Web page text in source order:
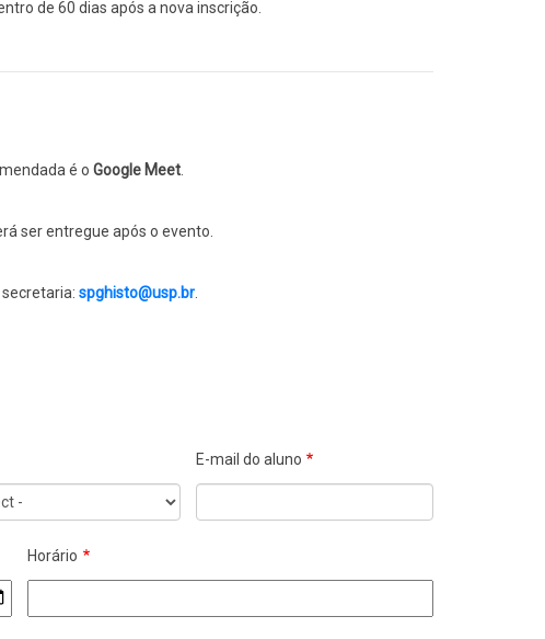
de 60 dias após a nova inscrição.
é o Google Meet
ser entregue após o evento.
spghisto@usp.br
E-mail do aluno
Horário